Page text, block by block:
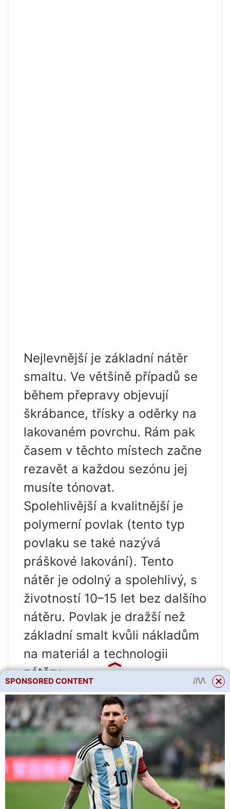
Nejlevnější je základní nátěr
smaltu. Ve většině případů se
během přepravy objevují
škrábance, třísky a oděrky na
lakovaném povrchu. Rám pak
časem v těchto místech začne
rezavět a každou sezónu jej
musíte tónovat.
Spolehlivější a kvalitnější je
polymerní povlak (tento typ
povlaku se také nazývá
práškové lakování). Tento
nátěr je odolný a spolehlivý, s
životností 10–15 let bez dalšího
nátěru. Povlak je dražší než
základní smalt kvůli nákladům
na materiál a technologii
nátěru.
Pozinkovaný rám je
nejpraktičtější a
nejspolehlivější. Skleníky jsou v
podstatě vyrobeny z
pozinkovaného neupraveného
profilu ve tvaru U s tloušťkou
stěny 1,2 mm. Tyto skleníky
SPONSORED CONTENT